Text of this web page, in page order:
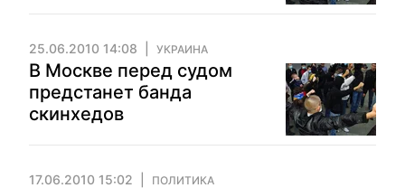
25.06.2010 14:08 УКРАИНА
В Москве перед судом
предстанет банда
скинхедов
17.06.2010 15:02 ПОЛИТИКА